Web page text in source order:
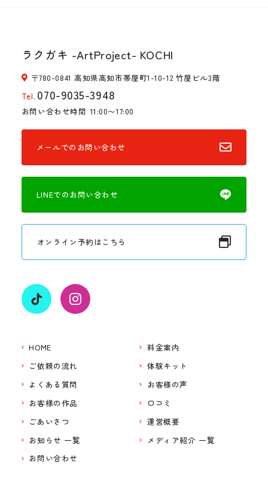
ラクガキ -ArtProject- KOCHI
〒780-0841 高知県高知市帯屋町1-10-12 竹屋ビル3階
Tel. 070-9035-3948
お問い合わせ時間 11:00〜17:00
メールでのお問い合わせ
LINEでのお問い合わせ
オンライン予約はこちら
HOME
料金案内
ご依頼の流れ
体験キット
よくある質問
お客様の声
お客様の作品
口コミ
ごあいさつ
運営概要
お知らせ 一覧
メディア紹介 一覧
お問い合わせ